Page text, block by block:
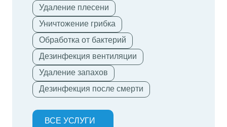
Удаление плесени
Уничтожение грибка
Обработка от бактерий
Дезинфекция вентиляции
Удаление запахов
Дезинфекция после смерти
ВСЕ УСЛУГИ